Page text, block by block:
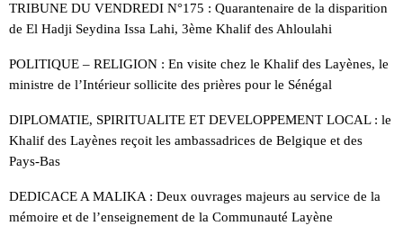
TRIBUNE DU VENDREDI N°175 : Quarantenaire de la disparition
de El Hadji Seydina Issa Lahi, 3ème Khalif des Ahloulahi
POLITIQUE – RELIGION : En visite chez le Khalif des Layènes, le
ministre de l’Intérieur sollicite des prières pour le Sénégal
DIPLOMATIE, SPIRITUALITE ET DEVELOPPEMENT LOCAL : le
Khalif des Layènes reçoit les ambassadrices de Belgique et des
Pays-Bas
DEDICACE A MALIKA : Deux ouvrages majeurs au service de la
mémoire et de l’enseignement de la Communauté Layène